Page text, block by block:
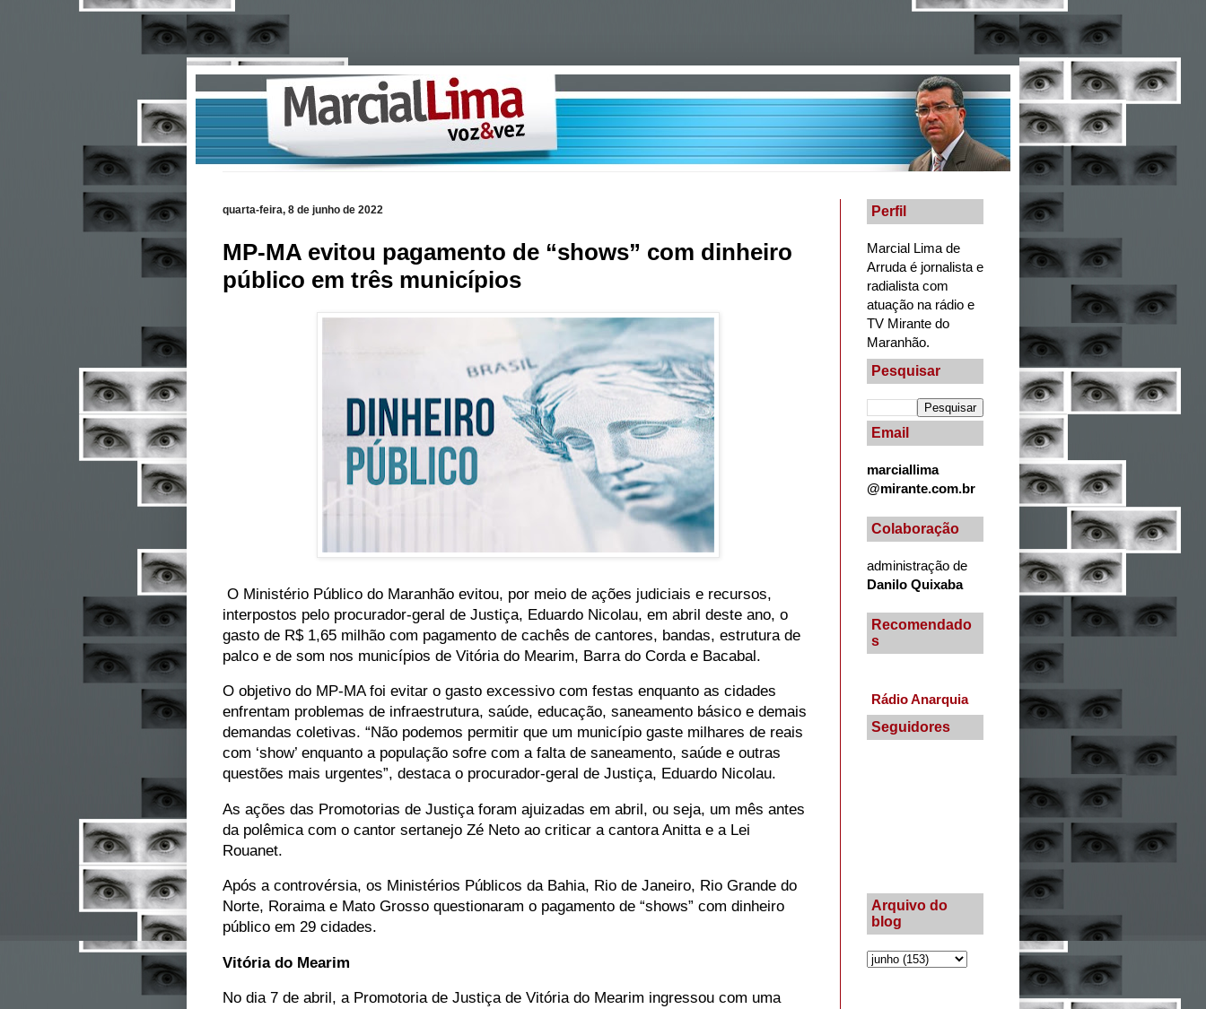
quarta-feira, 8 de junho de 2022
MP-MA evitou pagamento de “shows” com dinheiro
público em três municípios
O Ministério Público do Maranhão evitou, por meio de ações judiciais e recursos,
interpostos pelo procurador-geral de Justiça, Eduardo Nicolau, em abril deste ano, o
gasto de R$ 1,65 milhão com pagamento de cachês de cantores, bandas, estrutura de
palco e de som nos municípios de Vitória do Mearim, Barra do Corda e Bacabal.
O objetivo do MP-MA foi evitar o gasto excessivo com festas enquanto as cidades
enfrentam problemas de infraestrutura, saúde, educação, saneamento básico e demais
demandas coletivas. “Não podemos permitir que um município gaste milhares de reais
com ‘show’ enquanto a população sofre com a falta de saneamento, saúde e outras
questões mais urgentes”, destaca o procurador-geral de Justiça, Eduardo Nicolau.
As ações das Promotorias de Justiça foram ajuizadas em abril, ou seja, um mês antes
da polêmica com o cantor sertanejo Zé Neto ao criticar a cantora Anitta e a Lei
Rouanet.
Após a controvérsia, os Ministérios Públicos da Bahia, Rio de Janeiro, Rio Grande do
Norte, Roraima e Mato Grosso questionaram o pagamento de “shows” com dinheiro
público em 29 cidades.
Vitória do Mearim
No dia 7 de abril, a Promotoria de Justiça de Vitória do Mearim ingressou com uma
Perfil
Marcial Lima de
Arruda é jornalista e
radialista com
atuação na rádio e
TV Mirante do
Maranhão.
Pesquisar
Email
marciallima
@mirante.com.br
Colaboração
administração de
Danilo Quixaba
Recomendado
s
Rádio Anarquia
Seguidores
Arquivo do
blog